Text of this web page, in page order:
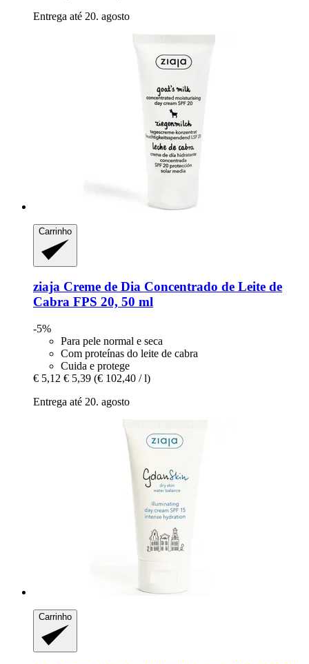
Entrega até 20. agosto
Carrinho
ziaja Creme de Dia Concentrado de Leite de
Cabra FPS 20, 50 ml
-5%
Para pele normal e seca
Com proteínas do leite de cabra
Cuida e protege
€ 5,12 € 5,39 (€ 102,40 / l)
Entrega até 20. agosto
Carrinho